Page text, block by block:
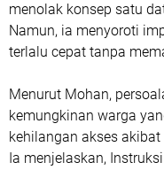
menolak konsep satu
Namun, ia menyoroti
terlalu cepat tanpa
Menurut Mohan,
kemungkinan warga
kehilangan akses
Ia menjelaskan,